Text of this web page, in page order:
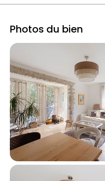
Photos du bien